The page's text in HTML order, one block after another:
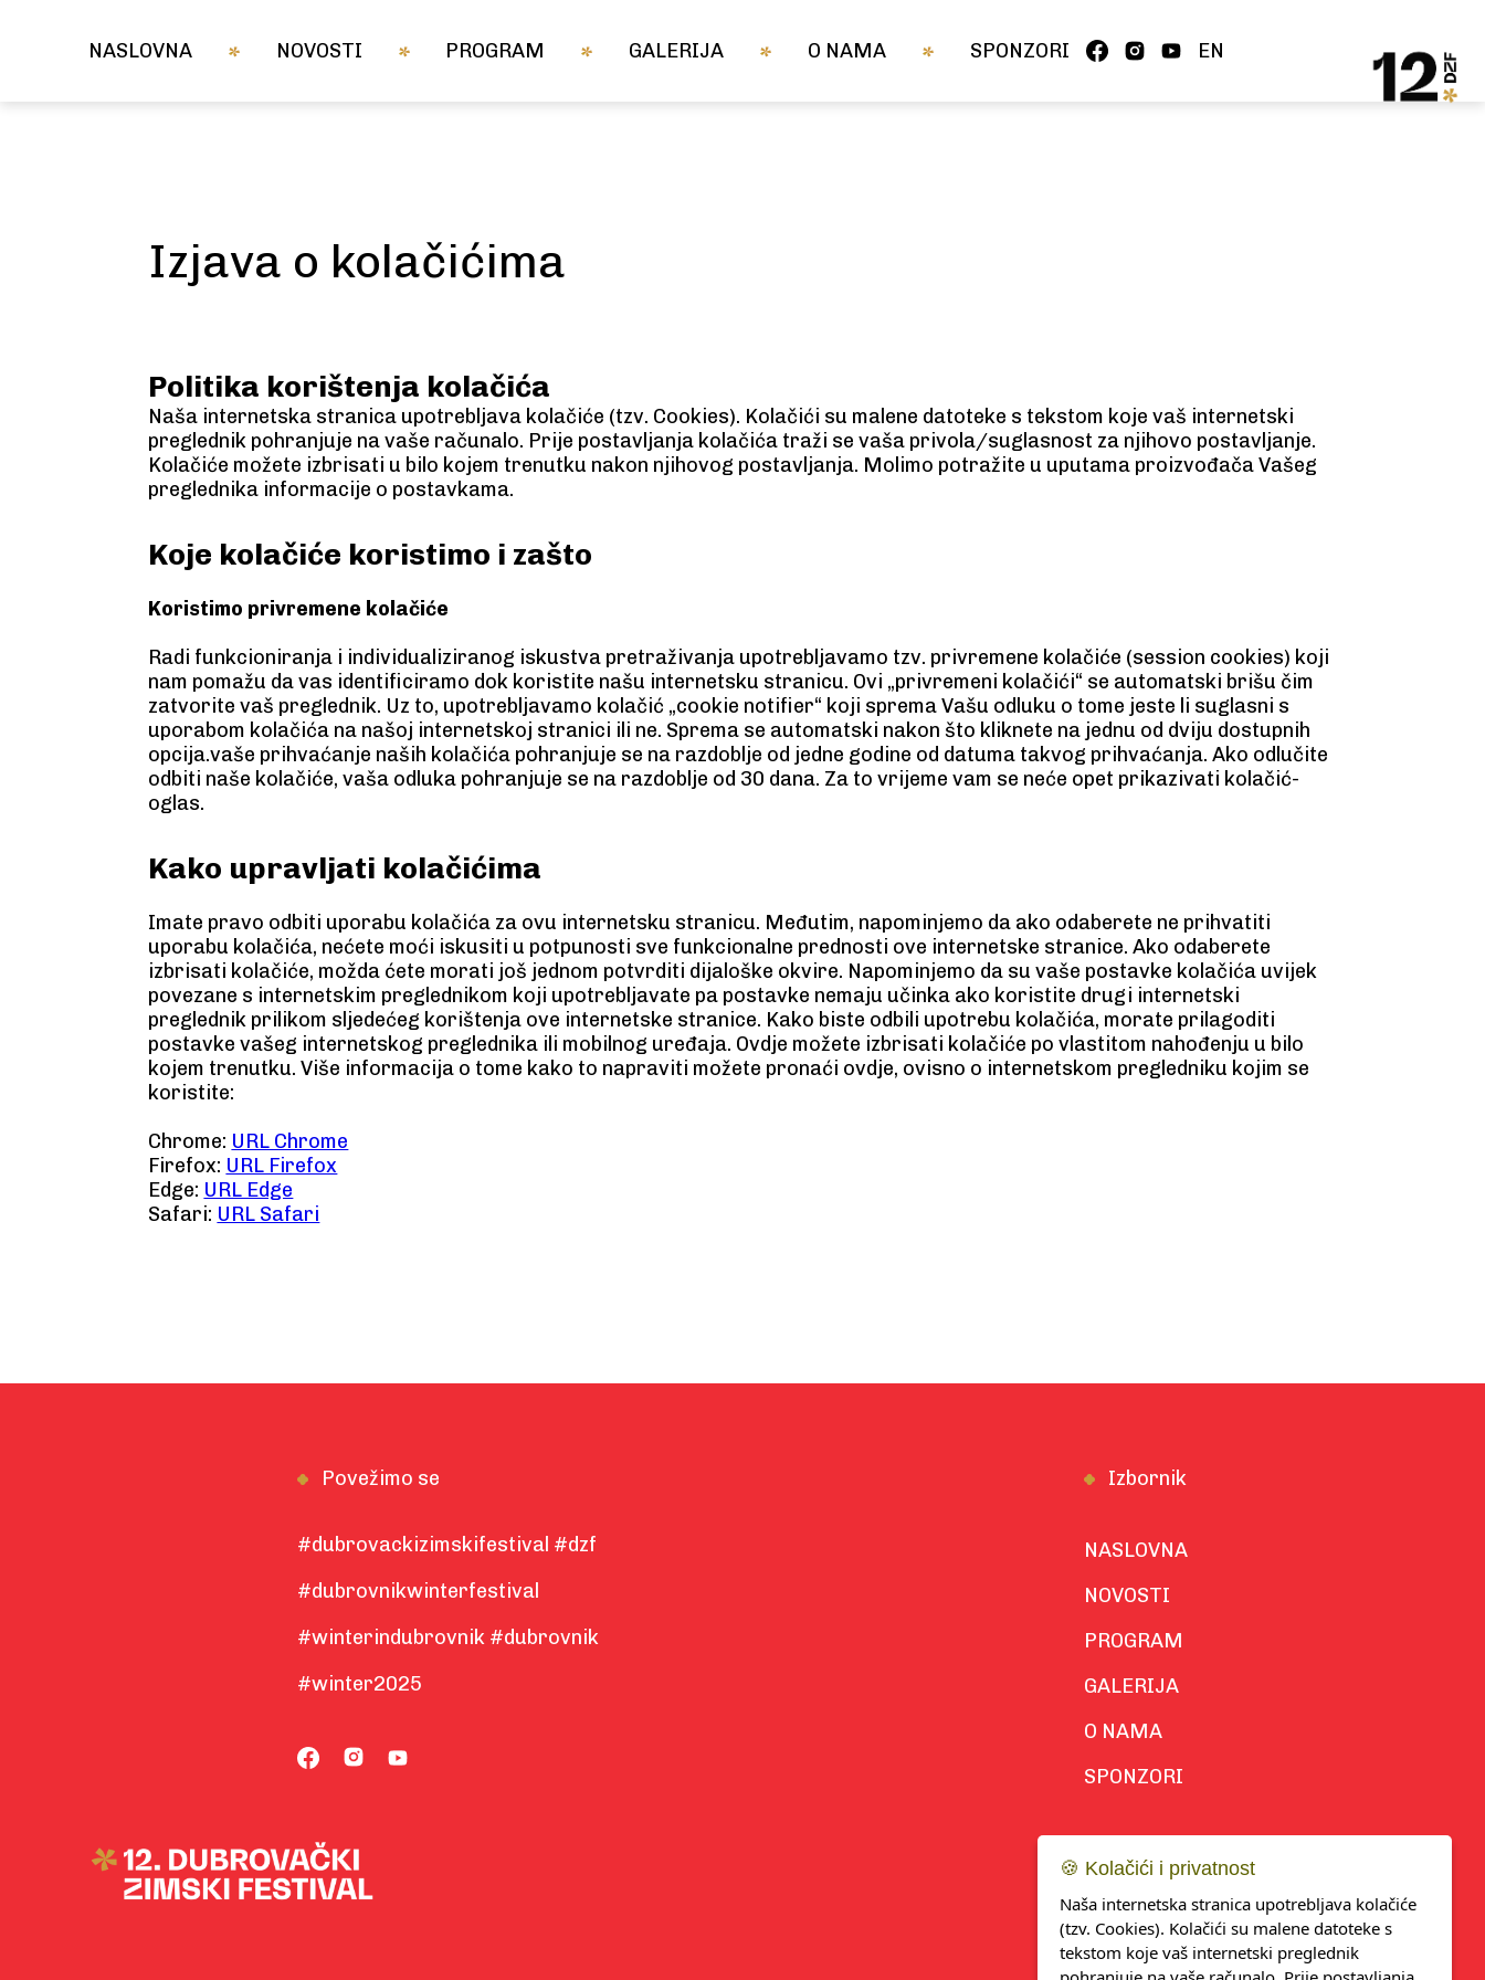
NASLOVNA NOVOSTI PROGRAM GALERIJA O NAMA SPONZORI EN
Izjava o kolačićima
Politika korištenja kolačića
Naša internetska stranica upotrebljava kolačiće (tzv. Cookies). Kolačići su malene datoteke s tekstom koje vaš internetski
preglednik pohranjuje na vaše računalo. Prije postavljanja kolačića traži se vaša privola/suglasnost za njihovo postavljanje.
Kolačiće možete izbrisati u bilo kojem trenutku nakon njihovog postavljanja. Molimo potražite u uputama proizvođača Vašeg
preglednika informacije o postavkama.
Koje kolačiće koristimo i zašto
Koristimo privremene kolačiće
Radi funkcioniranja i individualiziranog iskustva pretraživanja upotrebljavamo tzv. privremene kolačiće (session cookies) koji
nam pomažu da vas identificiramo dok koristite našu internetsku stranicu. Ovi „privremeni kolačići“ se automatski brišu čim
zatvorite vaš preglednik. Uz to, upotrebljavamo kolačić „cookie notifier“ koji sprema Vašu odluku o tome jeste li suglasni s
uporabom kolačića na našoj internetskoj stranici ili ne. Sprema se automatski nakon što kliknete na jednu od dviju dostupnih
opcija.vaše prihvaćanje naših kolačića pohranjuje se na razdoblje od jedne godine od datuma takvog prihvaćanja. Ako odlučite
odbiti naše kolačiće, vaša odluka pohranjuje se na razdoblje od 30 dana. Za to vrijeme vam se neće opet prikazivati kolačić-
oglas.
Kako upravljati kolačićima
Imate pravo odbiti uporabu kolačića za ovu internetsku stranicu. Međutim, napominjemo da ako odaberete ne prihvatiti
uporabu kolačića, nećete moći iskusiti u potpunosti sve funkcionalne prednosti ove internetske stranice. Ako odaberete
izbrisati kolačiće, možda ćete morati još jednom potvrditi dijaloške okvire. Napominjemo da su vaše postavke kolačića uvijek
povezane s internetskim preglednikom koji upotrebljavate pa postavke nemaju učinka ako koristite drugi internetski
preglednik prilikom sljedećeg korištenja ove internetske stranice. Kako biste odbili upotrebu kolačića, morate prilagoditi
postavke vašeg internetskog preglednika ili mobilnog uređaja. Ovdje možete izbrisati kolačiće po vlastitom nahođenju u bilo
kojem trenutku. Više informacija o tome kako to napraviti možete pronaći ovdje, ovisno o internetskom pregledniku kojim se
koristite:
Chrome: URL Chrome
Firefox: URL Firefox
Edge: URL Edge
Safari: URL Safari
Povežimo se
#dubrovackizimskifestival #dzf
#dubrovnikwinterfestival
#winterindubrovnik #dubrovnik
#winter2025
Izbornik
NASLOVNA
NOVOSTI
PROGRAM
GALERIJA
O NAMA
SPONZORI
🍪 Kolačići i privatnost
Naša internetska stranica upotrebljava kolačiće
(tzv. Cookies). Kolačići su malene datoteke s
tekstom koje vaš internetski preglednik